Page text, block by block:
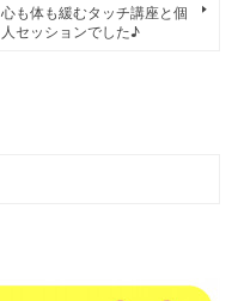
心も体も緩むタッチ講座と個
人セッションでした♪